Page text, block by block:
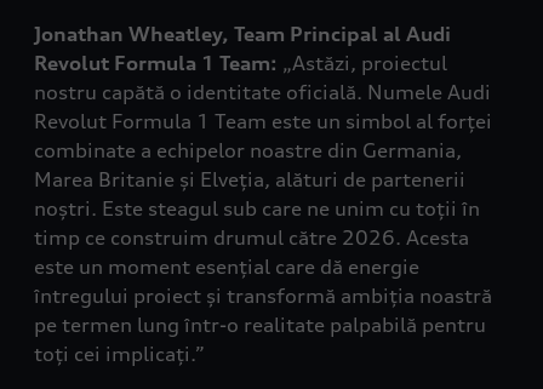
Jonathan Wheatley, Team Principal al Audi
Revolut Formula 1 Team: „Astăzi, proiectul
nostru capătă o identitate oficială. Numele Audi
Revolut Formula 1 Team este un simbol al forței
combinate a echipelor noastre din Germania,
Marea Britanie și Elveția, alături de partenerii
noștri. Este steagul sub care ne unim cu toții în
timp ce construim drumul către 2026. Acesta
este un moment esențial care dă energie
întregului proiect și transformă ambiția noastră
pe termen lung într-o realitate palpabilă pentru
toți cei implicați.”